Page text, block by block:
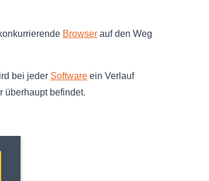
Browser auf den Weg
bei jeder Software ein Verlauf
überhaupt befindet.